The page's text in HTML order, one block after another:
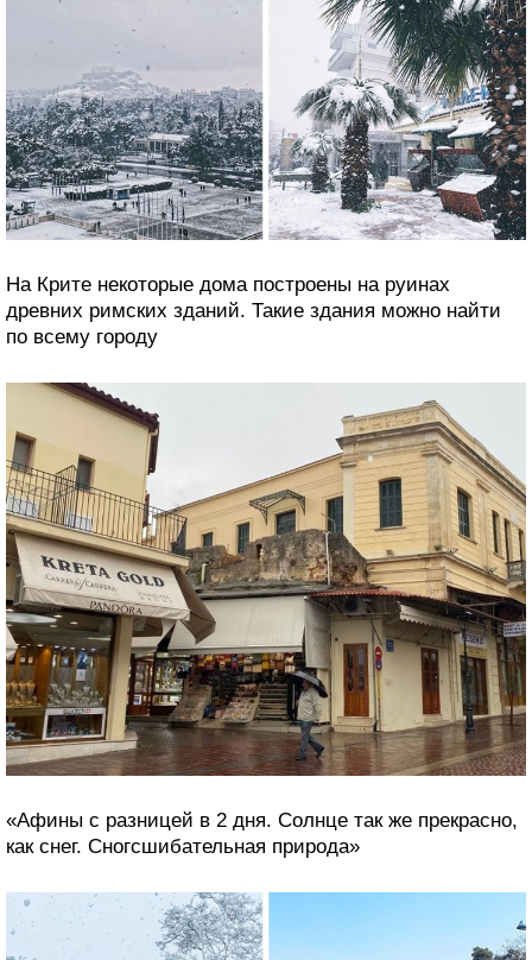
На Крите некоторые дома построены на руинах
древних римских зданий. Такие здания можно найти
по всему городу
«Афины с разницей в 2 дня. Солнце так же прекрасно,
как снег. Сногсшибательная природа»